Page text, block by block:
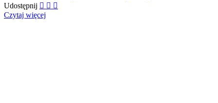
Udostępnij
Czytaj więcej